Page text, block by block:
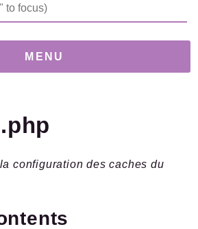
MENU
configuration des caches du